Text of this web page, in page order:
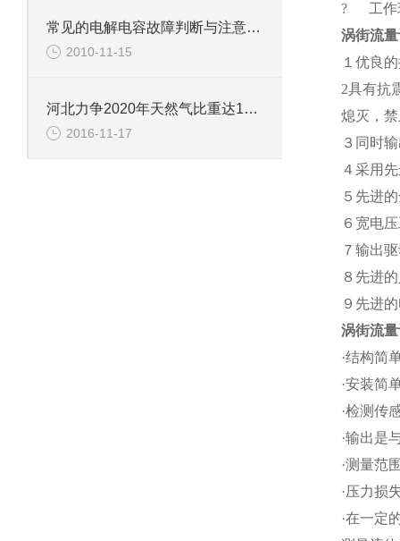
常见的电解电容故障判断与注意事项
2010-11-15
河北力争2020年天然气比重达11%以上
2016-11-17
? 工作
涡街流
１优良
2具有抗
熄灭，
３同时
４采用
５先进
６宽电
７输出
８先进
９先进
涡街流
·结构简
·安装简
·检测传
·输出是
·测量范
·压力损
·在一定